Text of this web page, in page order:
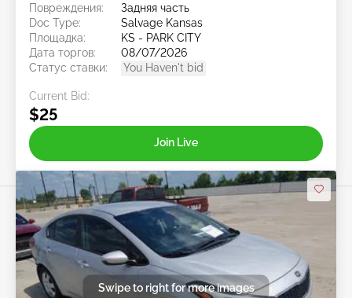
Повреждения:
Задняя часть
Doc Type:
Salvage Kansas
Площадка:
KS - PARK CITY
Дата торгов:
08/07/2026
Статус ставки:
You Haven't bid
Current Bid:
$25
Join Live
Swipe to right for more images